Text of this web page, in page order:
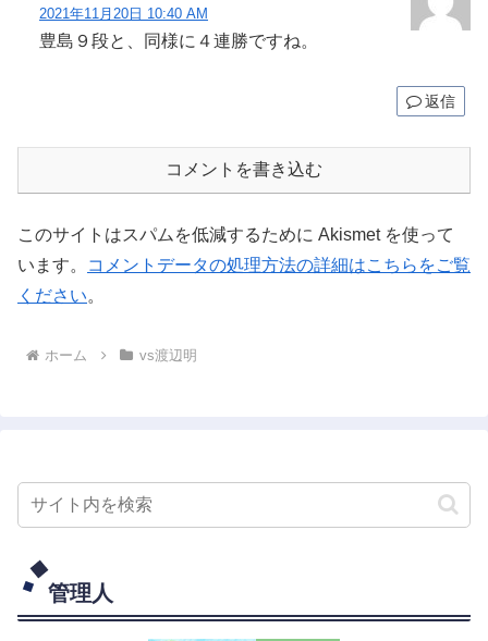
2021年11月20日 10:40 AM
豊島９段と、同様に４連勝ですね。
返信
コメントを書き込む
このサイトはスパムを低減するために Akismet を使って
います。
コメントデータの処理方法の詳細はこちらをご覧
ください。
ホーム vs渡辺明
管理人